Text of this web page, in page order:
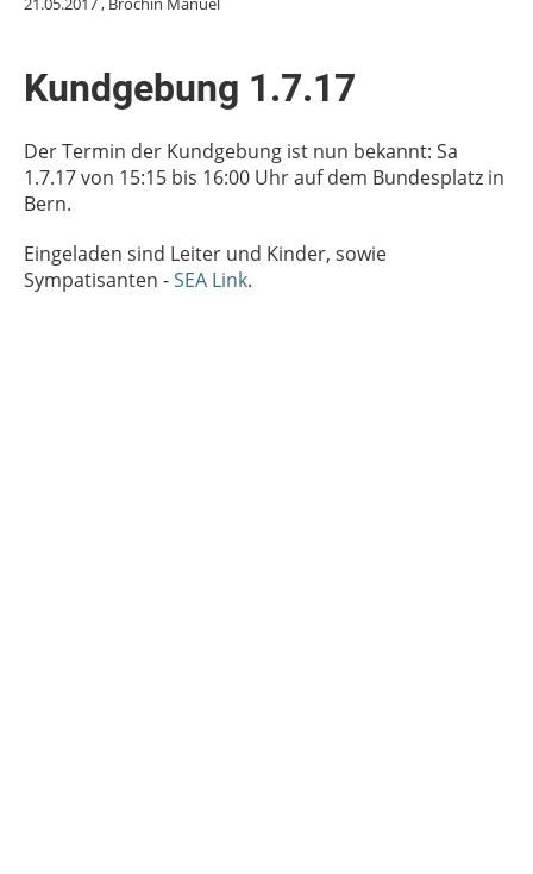
Kundgebung 1.7.17
Der Termin der Kundgebung ist nun bekannt: Sa
1.7.17 von 15:15 bis 16:00 Uhr auf dem Bundesplatz in
Bern.
Eingeladen sind Leiter und Kinder, sowie
Sympatisanten -SEA Link.